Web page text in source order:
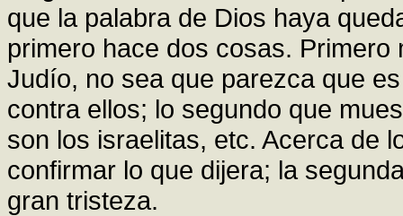
que la palabra de Dios haya
primero hace dos cosas.
Judío, no sea que parezca que
contra ellos; lo segundo que
son los israelitas, etc. Acerca de
confirmar lo que dijera; la
gran tristeza.